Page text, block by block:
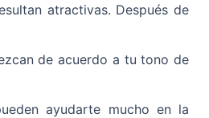
atractivas. Después de
de acuerdo a tu tono de
ayudarte mucho en la